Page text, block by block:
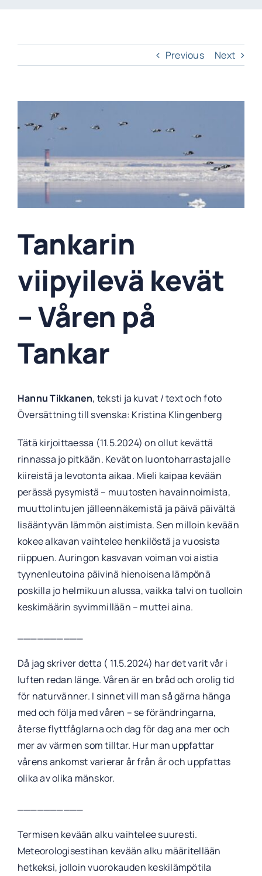
Previous Next
Larger
Tankarin
viipyilevä kevät
– Våren på
Tankar
Hannu Tikkanen, teksti ja kuvat / text och foto
Översättning till svenska: Kristina Klingenberg
Tätä kirjoittaessa (11.5.2024) on ollut kevättä
rinnassa jo pitkään. Kevät on luontoharrastajalle
kiireistä ja levotonta aikaa. Mieli kaipaa kevään
perässä pysymistä – muutosten havainnoimista,
muuttolintujen jälleennäkemistä ja päivä päivältä
lisääntyvän lämmön aistimista. Sen milloin kevään
kokee alkavan vaihtelee henkilöstä ja vuosista
riippuen. Auringon kasvavan voiman voi aistia
tyynenleutoina päivinä hienoisena lämpönä
poskilla jo helmikuun alussa, vaikka talvi on tuolloin
keskimäärin syvimmillään – muttei aina.
Då jag skriver detta ( 11.5.2024) har det varit vår i
luften redan länge. Våren är en bråd och orolig tid
för naturvänner. I sinnet vill man så gärna hänga
med och följa med våren – se förändringarna,
återse flyttfåglarna och dag för dag ana mer och
mer av värmen som tilltar. Hur man uppfattar
vårens ankomst varierar år från år och uppfattas
olika av olika mänskor.
Termisen kevään alku vaihtelee suuresti.
Meteorologisestihan kevään alku määritellään
hetkeksi, jolloin vuorokauden keskilämpötila